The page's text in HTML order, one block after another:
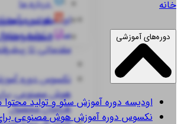
اودیسهدوره
سئو و تولید محتوا
مقدماتی تا
نکسوسدوره
هوش مصنوعی
طراحان محصول
درباره ما
قوانین و
استعلام
خانه
دوره‌های آموزشی
اودیسهدوره آموزش سئو و تولید محتوا
نکسوسدوره آموزش هوش مصنوعی